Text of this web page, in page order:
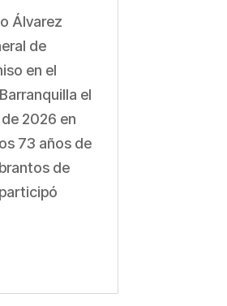
Álvarez
de
en el
el
2026 en
73 años de
de